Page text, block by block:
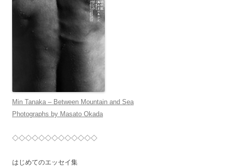
Min Tanaka – Between Mountain and Sea
Photographs by Masato Okada
◇◇◇◇◇◇◇◇◇◇◇◇◇
はじめてのエッセイ集